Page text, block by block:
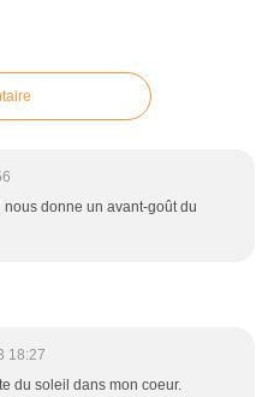
nous donne un avant-goût du
18:27
du soleil dans mon coeur.